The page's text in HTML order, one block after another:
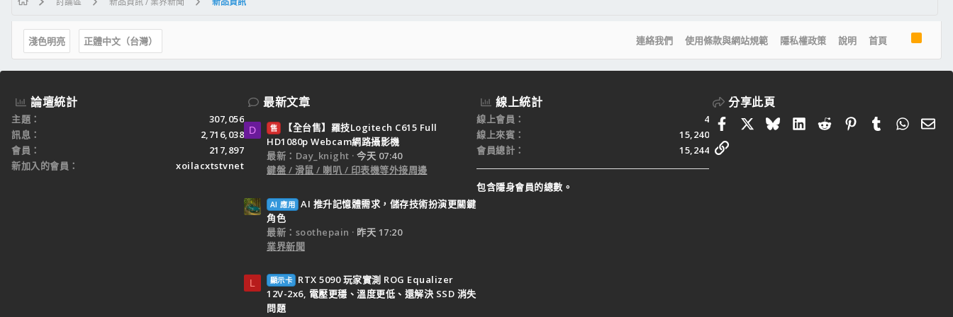
淺色明亮 正體中文（台灣） 連絡我們 使用條款與網站規範 隱私權政策 說明 首頁
R
S
論壇統計
主題
307,056
訊息
2,716,038
會員
217,897
新加入的會員
xoilacxtstvnet
最新文章
D 售
【全台售】羅技Logitech C615 Full
HD1080p Webcam網路攝影機
最新：Day_knight
今天 07:40
鍵盤 / 滑鼠 / 喇叭 / 印表機等外接周邊
AI 應用 AI 推升記憶體需求，儲存技術扮演更關鍵
角色
最新：soothepain
昨天 17:20
業界新聞
L 顯示卡
RTX 5090 玩家實測 ROG Equalizer
12V-2x6, 電壓更穩、溫度更低、還解決 SSD 消失
問題
線上統計
線上會員
4
線上來賓
15,240
會員總計
15,244
包含隱身會員的總數。
分享此頁
FacebookBlueskyLinkedIn
RedditPinterestTumblr 電
連結